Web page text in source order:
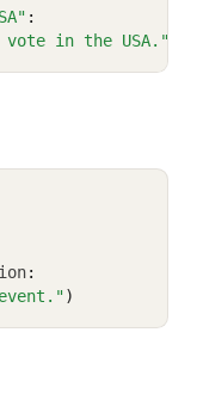
:
in the USA."
:
)